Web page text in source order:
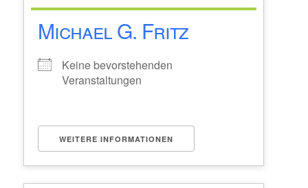
Michael G. Fritz
Keine bevorstehenden
Veranstaltungen
WEITERE INFORMATIONEN